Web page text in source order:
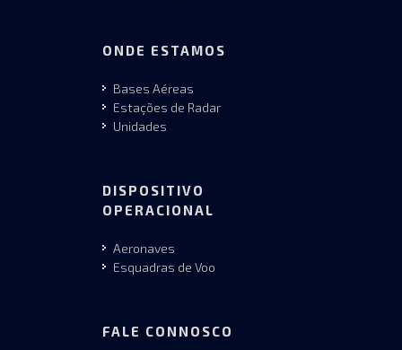
ONDE ESTAMOS
Bases Aéreas
Estações de Radar
Unidades
DISPOSITIVO
OPERACIONAL
Aeronaves
Esquadras de Voo
FALE CONNOSCO